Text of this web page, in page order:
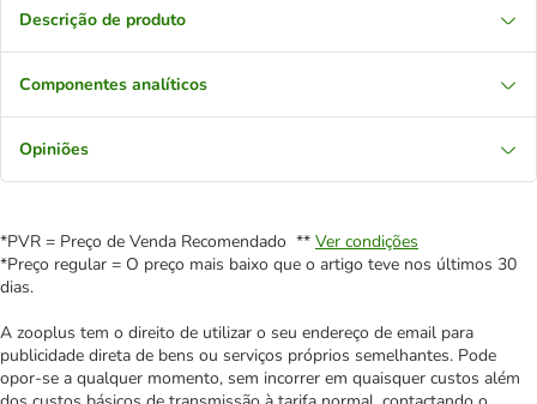
Descrição de produto
Componentes analíticos
Opiniões
*PVR = Preço de Venda Recomendado ** Ver condições
*Preço regular = O preço mais baixo que o artigo teve nos últimos 30
dias.
A zooplus tem o direito de utilizar o seu endereço de email para
publicidade direta de bens ou serviços próprios semelhantes. Pode
opor-se a qualquer momento, sem incorrer em quaisquer custos além